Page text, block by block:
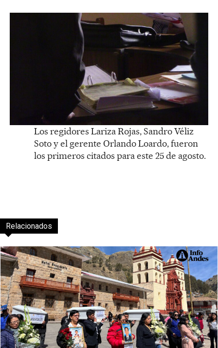
Los regidores Lariza Rojas, Sandro Véliz
Soto y el gerente Orlando Loardo, fueron
los primeros citados para este 25 de agosto.
Relacionados